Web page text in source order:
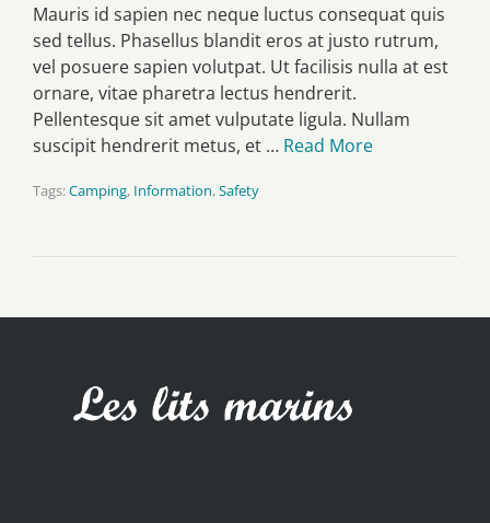
Mauris id sapien nec neque luctus consequat quis
sed tellus. Phasellus blandit eros at justo rutrum,
vel posuere sapien volutpat. Ut facilisis nulla at est
ornare, vitae pharetra lectus hendrerit.
Pellentesque sit amet vulputate ligula. Nullam
suscipit hendrerit metus, et … Read More
Tags:Camping, Information,Safety